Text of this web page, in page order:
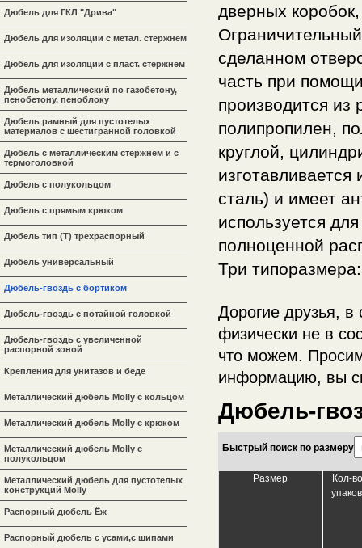
дверных
сделанном
часть при
производится из
полипропилен,
круглой,
сталь) и имеет
используется
полноценной
Три
Дорогие друзья,
физически не в
что можем.
информацию, вы
Дюбель-
Быстрый поиск по размеру
Размер
Кол-
Дюбель для ГКЛ "Дрива"
Дюбель для изоляции с метал. стержнем
Дюбель для изоляции с пласт. стержнем
Дюбель металлический по газобетону,
пенобетону, пеноблоку
Дюбель рамный для пустотелых
материалов с шестигранной головкой
Дюбель с металлическим стержнем и с
термоголовкой
Дюбель с полукольцом
Дюбель с прямым крюком
Дюбель тип (Т) трехраспорный
Дюбель универсальный
Дюбель-гвоздь с бортиком
Дюбель-гвоздь с потайной головкой
Дюбель-гвоздь с увеличенной
распорной зоной
Крепления для унитазов и беде
Металлический дюбель Molly с кольцом
Металлический дюбель Molly с крюком
Металлический дюбель Molly с
полукольцом
Металлический дюбель для пустотелых
конструкций Molly
Распорный дюбель Ёж
Распорный дюбель с усами,с шипами